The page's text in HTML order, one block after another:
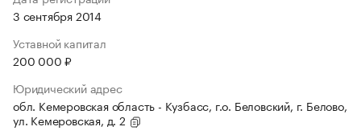
3 сентября 2014
Уставной капитал
200 000 ₽
Юридический адрес
обл. Кемеровская область - Кузбасс, г.о. Беловский, г. Белово,
ул. Кемеровская, д. 2